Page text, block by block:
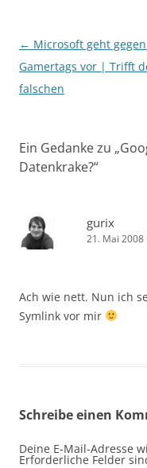
Beitragsnavigation
← Microsoft geht gegen
Gamertags vor | Trifft
falschen
Ein Gedanke zu „
Datenkrake?“
gurix
21. Mai
Ach wie nett. Nun ich
Symlink vor mir
Schreibe einen
Deine E-Mail-Adresse
Erforderliche Felder